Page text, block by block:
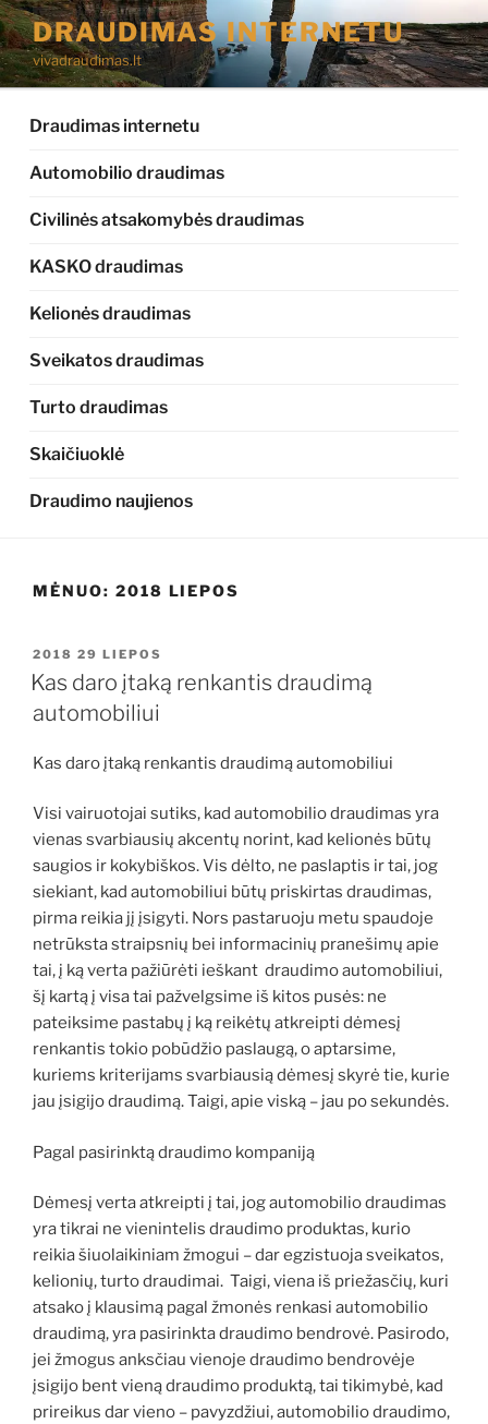
Eiti
prie
turinio
DRAUDIMAS INTERNETU
vivadraudimas.lt
Draudimas internetu
Automobilio draudimas
Civilinės atsakomybės draudimas
KASKO draudimas
Kelionės draudimas
Sveikatos draudimas
Turto draudimas
Skaičiuoklė
Draudimo naujienos
MĖNUO: 2018 LIEPOS
PASKELBTA
2018 29 LIEPOS
Kas daro įtaką renkantis draudimą
automobiliui
Kas daro įtaką renkantis draudimą automobiliui
Visi vairuotojai sutiks, kad automobilio draudimas yra
vienas svarbiausių akcentų norint, kad kelionės būtų
saugios ir kokybiškos. Vis dėlto, ne paslaptis ir tai, jog
siekiant, kad automobiliui būtų priskirtas draudimas,
pirma reikia jį įsigyti. Nors pastaruoju metu spaudoje
netrūksta straipsnių bei informacinių pranešimų apie
tai, į ką verta pažiūrėti ieškant draudimo automobiliui,
šį kartą į visa tai pažvelgsime iš kitos pusės: ne
pateiksime pastabų į ką reikėtų atkreipti dėmesį
renkantis tokio pobūdžio paslaugą, o aptarsime,
kuriems kriterijams svarbiausią dėmesį skyrė tie, kurie
jau įsigijo draudimą. Taigi, apie viską – jau po sekundės.
Pagal pasirinktą draudimo kompaniją
Dėmesį verta atkreipti į tai, jog automobilio draudimas
yra tikrai ne vienintelis draudimo produktas, kurio
reikia šiuolaikiniam žmogui – dar egzistuoja sveikatos,
kelionių, turto draudimai. Taigi, viena iš priežasčių, kuri
atsako į klausimą pagal žmonės renkasi automobilio
draudimą, yra pasirinkta draudimo bendrovė. Pasirodo,
jei žmogus anksčiau vienoje draudimo bendrovėje
įsigijo bent vieną draudimo produktą, tai tikimybė, kad
prireikus dar vieno – pavyzdžiui, automobilio draudimo,